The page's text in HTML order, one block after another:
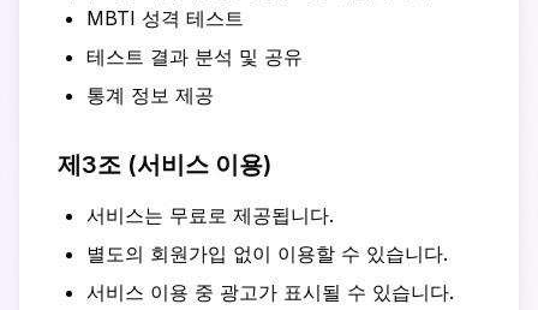
MBTI 성격 테스트
테스트 결과 분석 및 공유
통계 정보 제공
제3조 (서비스 이용)
서비스는 무료로 제공됩니다.
별도의 회원가입 없이 이용할 수 있습니다.
서비스 이용 중 광고가 표시될 수 있습니다.